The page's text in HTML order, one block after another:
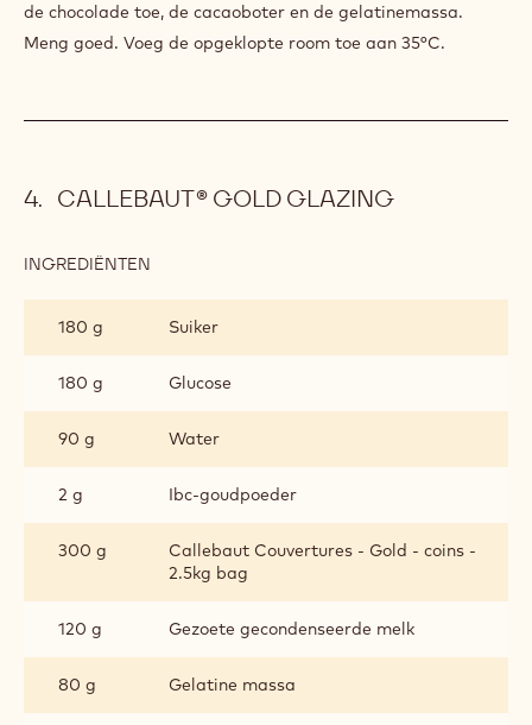
de chocolade toe, de cacaoboter en de gelatinemassa.
Meng goed. Voeg de opgeklopte room toe aan 35°C.
CALLEBAUT® GOLD GLAZING
INGREDIËNTEN
GLAZING
180 g Suiker
180 g Glucose
90 g Water
2 g Ibc-goudpoeder
300 g
Callebaut Couvertures - Gold - coins -
2.5kg bag
120 g Gezoete gecondenseerde melk
80 g Gelatine massa